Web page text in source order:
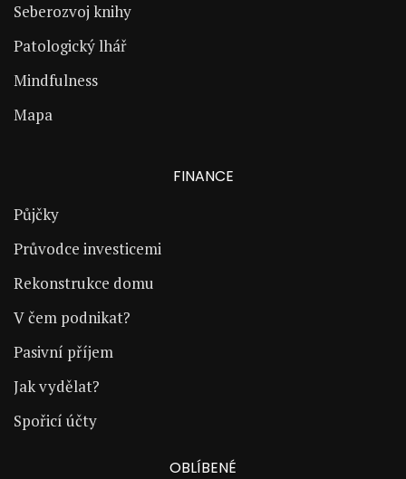
Seberozvoj knihy
Patologický lhář
Mindfulness
Mapa
FINANCE
Půjčky
Průvodce investicemi
Rekonstrukce domu
V čem podnikat?
Pasivní příjem
Jak vydělat?
Spořicí účty
OBLÍBENÉ